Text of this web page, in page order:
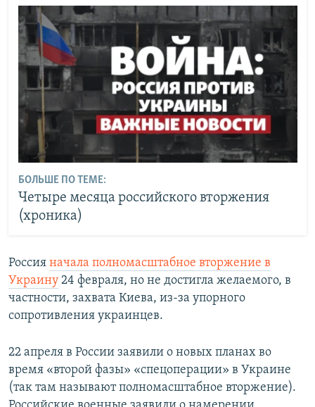
БОЛЬШЕ ПО ТЕМЕ:
Четыре месяца российского вторжения
(хроника)
Россия начала полномасштабное вторжение в
Украину 24 февраля, но не достигла желаемого, в
частности, захвата Киева, из-за упорного
сопротивления украинцев.
22 апреля в России заявили о новых планах во
время «второй фазы» «спецоперации» в Украине
(так там называют полномасштабное вторжение).